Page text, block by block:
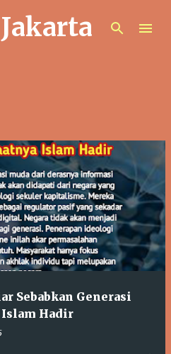
konten utama
Sebabkan Generasi
Islam Hadir